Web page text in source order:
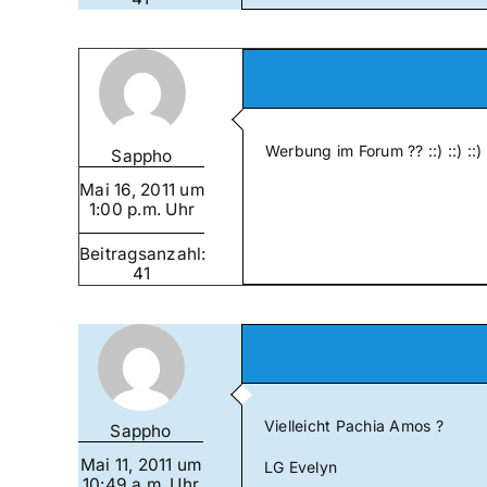
Sappho
Mai 16, 2011 um
1:00 p.m. Uhr
Beitragsanzahl:
41
Werbung im Forum ?? ::) ::) ::)
Sappho
Mai 11, 2011 um
Vielleicht Pachia Amos ?
LG Evelyn